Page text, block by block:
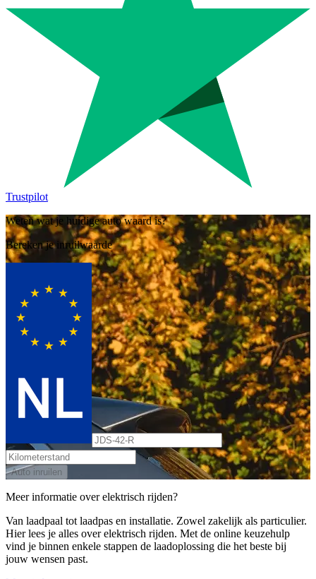
Trustpilot
Weten wat je huidige auto waard is?
Bereken je inruilwaarde
Auto inruilen
Meer informatie over elektrisch rijden?
Van laadpaal tot laadpas en installatie. Zowel zakelijk als particulier.
Hier lees je alles over elektrisch rijden. Met de online keuzehulp
vind je binnen enkele stappen de laadoplossing die het beste bij
jouw wensen past.